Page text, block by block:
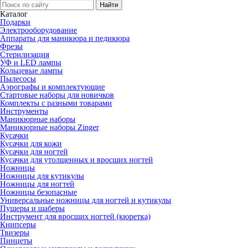
Каталог
Подарки
Электро­оборудование
Аппараты для маникюра и педикюра
Фрезы
Стерилизация
УФ и LED лампы
Кольцевые лампы
Пылесосы
Аэрографы и комплектующие
Стартовые наборы для новичков
Комплекты с разными товарами
Инструменты
Маникюрные наборы
Маникюрные наборы Zinger
Кусачки
Кусачки для кожи
Кусачки для ногтей
Кусачки для утолщенных и вросших ногтей
Ножницы
Ножницы для кутикулы
Ножницы для ногтей
Ножницы безопасные
Универсальные ножницы для ногтей и кутикулы
Пушеры и шаберы
Инструмент для вросших ногтей (кюретка)
Книпсеры
Твизеры
Пинцеты